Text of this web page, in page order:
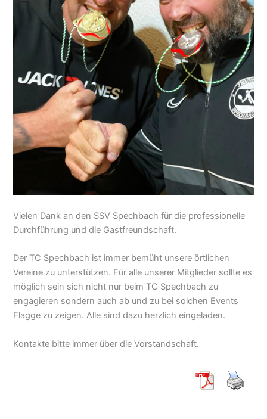
Vielen Dank an den SSV Spechbach für die professionelle
Durchführung und die Gastfreundschaft.
Der TC Spechbach ist immer bemüht unsere örtlichen
Vereine zu unterstützen. Für alle unserer Mitglieder sollte es
möglich sein sich nicht nur beim TC Spechbach zu
engagieren sondern auch ab und zu bei solchen Events
Flagge zu zeigen. Alle sind dazu herzlich eingeladen.
Kontakte bitte immer über die Vorstandschaft.